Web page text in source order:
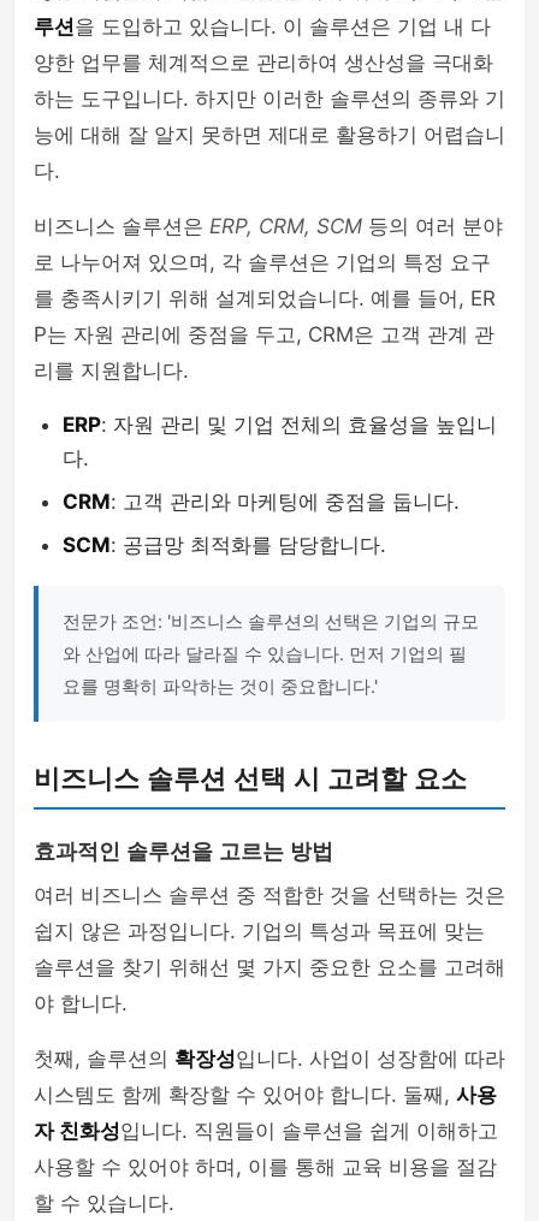
루션을 도입하고 있습니다. 이 솔루션은 기업 내 다
양한 업무를 체계적으로 관리하여 생산성을 극대화
하는 도구입니다. 하지만 이러한 솔루션의 종류와 기
능에 대해 잘 알지 못하면 제대로 활용하기 어렵습니
다.
비즈니스 솔루션은 ERP, CRM, SCM 등의 여러 분야
로 나누어져 있으며, 각 솔루션은 기업의 특정 요구
를 충족시키기 위해 설계되었습니다. 예를 들어, ER
P는 자원 관리에 중점을 두고, CRM은 고객 관계 관
리를 지원합니다.
ERP: 자원 관리 및 기업 전체의 효율성을 높입니
다.
CRM: 고객 관리와 마케팅에 중점을 둡니다.
SCM: 공급망 최적화를 담당합니다.
전문가 조언: '비즈니스 솔루션의 선택은 기업의 규모
와 산업에 따라 달라질 수 있습니다. 먼저 기업의 필
요를 명확히 파악하는 것이 중요합니다.'
비즈니스 솔루션 선택 시 고려할 요소
효과적인 솔루션을 고르는 방법
여러 비즈니스 솔루션 중 적합한 것을 선택하는 것은
쉽지 않은 과정입니다. 기업의 특성과 목표에 맞는
솔루션을 찾기 위해선 몇 가지 중요한 요소를 고려해
야 합니다.
첫째, 솔루션의 확장성입니다. 사업이 성장함에 따라
시스템도 함께 확장할 수 있어야 합니다. 둘째, 사용
자 친화성입니다. 직원들이 솔루션을 쉽게 이해하고
사용할 수 있어야 하며, 이를 통해 교육 비용을 절감
할 수 있습니다.